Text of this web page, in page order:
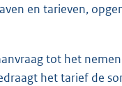
en tarieven,
tot het
het tarief de